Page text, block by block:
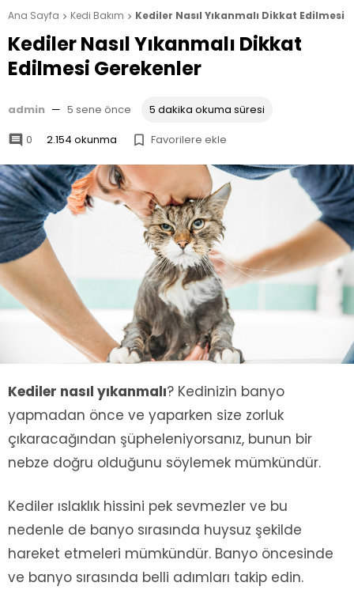
Ana Sayfa  Kedi Bakım  Kediler Nasıl Yıkanmalı Dikkat Edilmesi
Kediler Nasıl Yıkanmalı Dikkat
Edilmesi Gerekenler
admin — 5 sene önce 5 dakika okuma süresi
 0 2.154 okunma  Favorilere ekle
Kediler nasıl yıkanmalı? Kedinizin banyo
yapmadan önce ve yaparken size zorluk
çıkaracağından şüpheleniyorsanız, bunun bir
nebze doğru olduğunu söylemek mümkündür.
Kediler ıslaklık hissini pek sevmezler ve bu
nedenle de banyo sırasında huysuz şekilde
hareket etmeleri mümkündür. Banyo öncesinde
ve banyo sırasında belli adımları takip edin.